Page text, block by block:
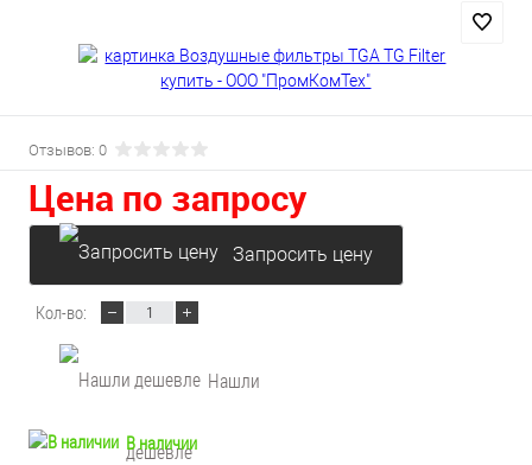
Отзывов: 0
Цена по запросу
Запросить цену
Кол-во:
Нашли
дешевле
В наличии